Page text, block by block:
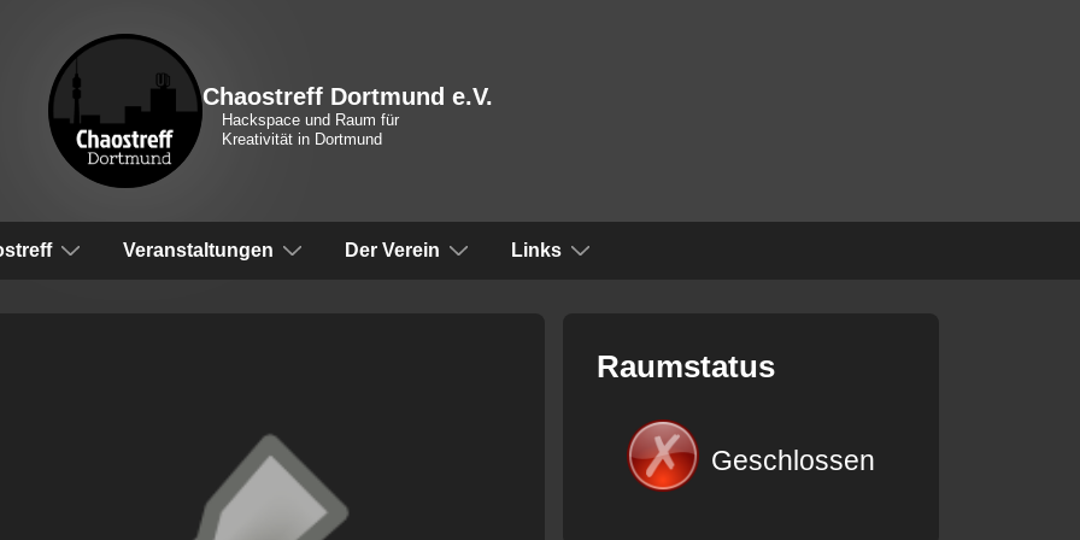
Chaostreff Dortmund e.V.
Hackspace und Raum für
Kreativität in Dortmund
Veranstaltungen Der Verein Links
Raumstatus
Geschlossen